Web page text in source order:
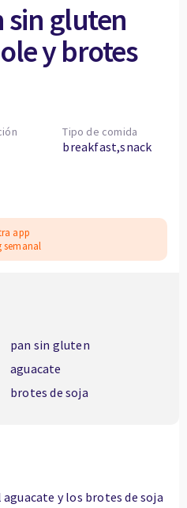
sin gluten
y brotes
Tipo de comida
breakfast,snack
app
semanal
pan sin gluten
aguacate
brotes de soja
y los brotes de soja